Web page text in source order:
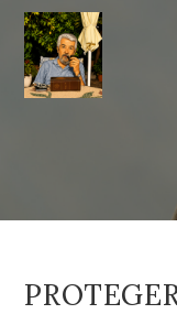
contenido